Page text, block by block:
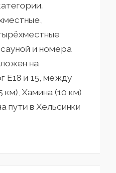
и номера
на
E18 и 15, между
км), Хамина (10 км)
пути в Хельсинки